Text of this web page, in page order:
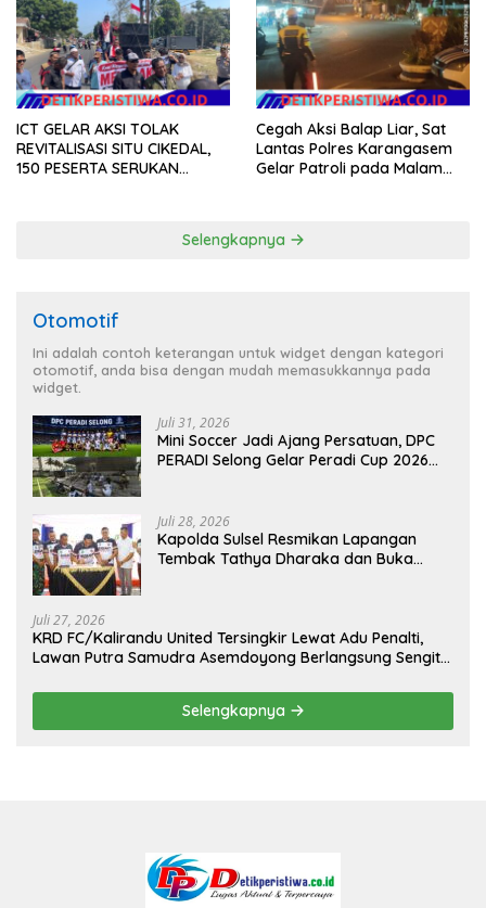
ICT GELAR AKSI TOLAK
REVITALISASI SITU CIKEDAL,
150 PESERTA SERUKAN
Cegah Aksi Balap Liar, Sat
Lantas Polres Karangasem
Gelar Patroli pada Malam
Selengkapnya
Otomotif
Ini adalah contoh keterangan untuk widget dengan kategori
otomotif, anda bisa dengan mudah memasukkannya pada
widget.
Juli 31, 2026
Mini Soccer Jadi Ajang Persatuan, DPC
PERADI Selong Gelar Peradi Cup 2026
Juli 28, 2026
Kapolda Sulsel Resmikan Lapangan
Tembak Tathya Dharaka dan Buka
Juli 27, 2026
KRD FC/Kalirandu United Tersingkir Lewat Adu Penalti,
Lawan Putra Samudra Asemdoyong Berlangsung Sengit
Selengkapnya